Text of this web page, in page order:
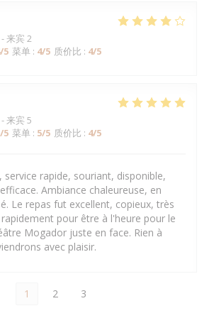
来宾 2
/5 菜单 : 4/5 质价比 : 4/5
来宾 5
/5 菜单 : 5/5 质价比 : 4/5
service rapide, souriant, disponible,
Ambiance chaleureuse, en
Le repas fut excellent, copieux, très
pour être à l'heure pour le
Mogador juste en face. Rien à
avec plaisir.
1 2 3